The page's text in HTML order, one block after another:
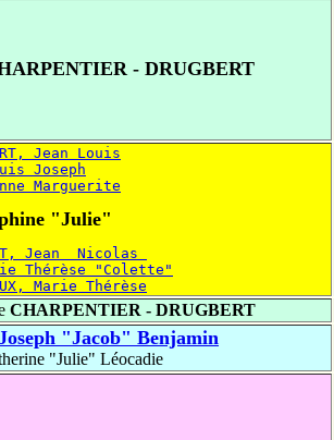
- DRUGBERT
Jean Louis
Joseph
Marguerite
"Julie"
Jean  Nicolas
Thérèse "Colette"
Marie Thérèse
CHARPENTIER - DRUGBERT
"Jacob" Benjamin
"Julie" Léocadie